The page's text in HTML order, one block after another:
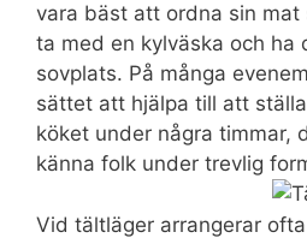
vara bäst att ordna sin mat
ta med en kylväska och ha
sovplats. På många
sättet att hjälpa till att
köket under några timmar,
känna folk under trevlig
Vid tältläger arrangerar